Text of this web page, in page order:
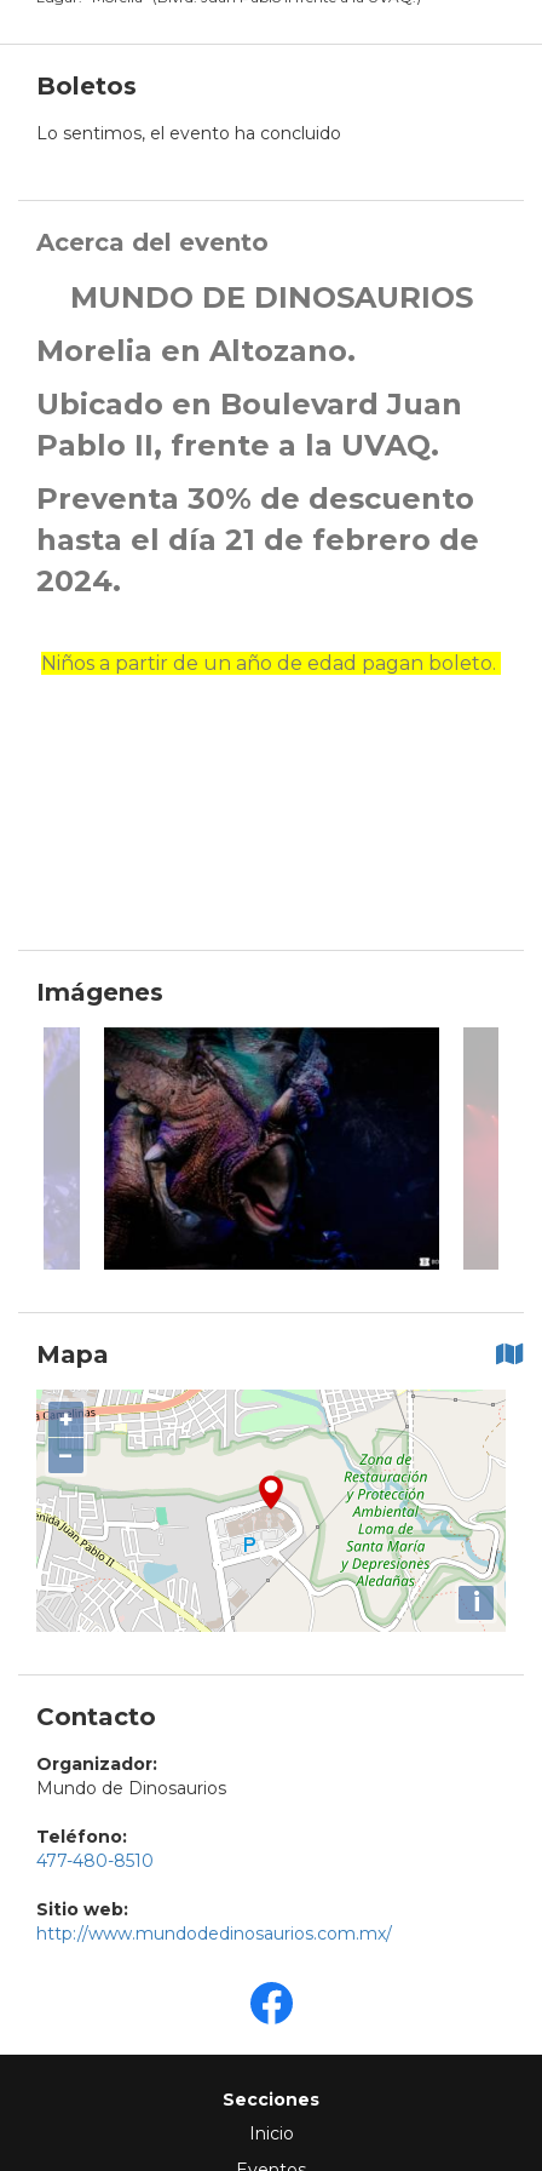
Boletos
Lo sentimos, el evento ha concluido
Acerca del evento
MUNDO DE DINOSAURIOS
Morelia en Altozano.
Ubicado en Boulevard Juan
Pablo II, frente a la UVAQ.
Preventa 30% de descuento
hasta el día 21 de febrero de
2024.
Niños a partir de un año de edad pagan boleto.
Imágenes
Mapa
+
−
i
Contacto
Organizador:
Mundo de Dinosaurios
Teléfono:
477-480-8510
Sitio web:
http://www.mundodedinosaurios.com.mx/
Secciones
Inicio